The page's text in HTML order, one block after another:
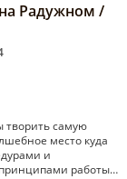
Радужном /
творить самую
место куда
и
работы…